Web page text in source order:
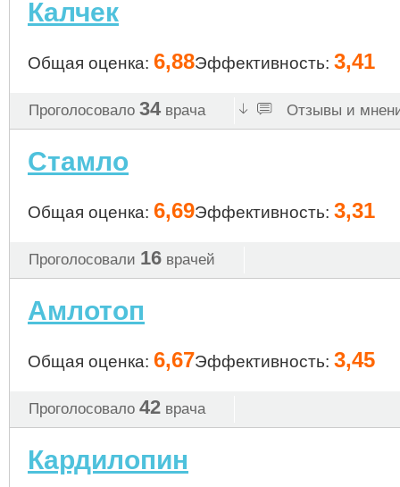
Калчек
Общая оценка: 6,88Эффективность: 3,41
Проголосовало 34 врача Отзывы и
Стамло
Общая оценка: 6,69Эффективность: 3,31
Проголосовали 16 врачей
Амлотоп
Общая оценка: 6,67Эффективность: 3,45
Проголосовало 42 врача
Кардилопин